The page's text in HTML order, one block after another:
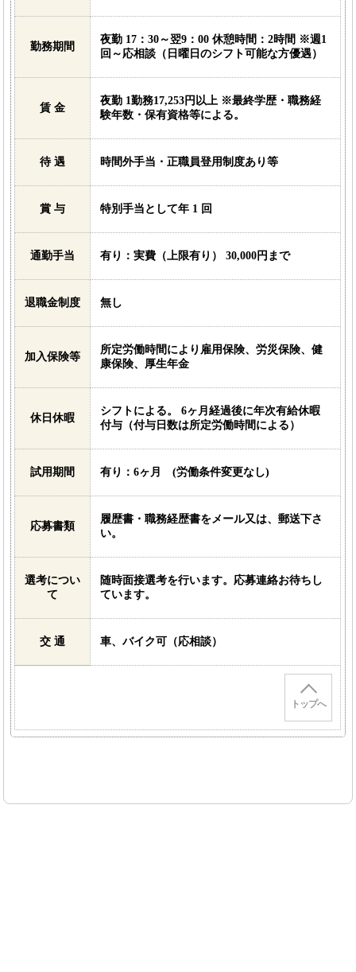
勤務期間
夜勤 17：30～翌9：00 休憩時間：2時間 ※週1
回～応相談（日曜日のシフト可能な方優遇）
賃 金
夜勤 1勤務17,253円以上 ※最終学歴・職務経
験年数・保有資格等による。
待 遇 時間外手当・正職員登用制度あり等
賞 与 特別手当として年 1 回
通勤手当 有り：実費（上限有り） 30,000円まで
退職金制度 無し
加入保険等
所定労働時間により雇用保険、労災保険、健
康保険、厚生年金
休日休暇
シフトによる。 6ヶ月経過後に年次有給休暇
付与（付与日数は所定労働時間による）
試用期間 有り：6ヶ月 (労働条件変更なし)
応募書類
履歴書・職務経歴書をメール又は、郵送下さ
い。
選考につい
て
随時面接選考を行います。応募連絡お待ちし
ています。
交 通 車、バイク可（応相談）
トップへ